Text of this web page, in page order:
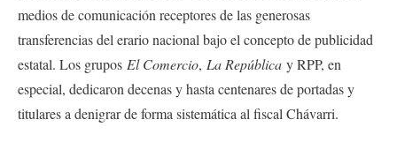
medios de comunicación receptores de las generosas
transferencias del erario nacional bajo el concepto de publicidad
estatal. Los grupos El Comercio, La República y RPP, en
especial, dedicaron decenas y hasta centenares de portadas y
titulares a denigrar de forma sistemática al fiscal Chávarri.